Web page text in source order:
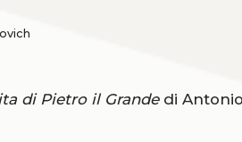
di Pietro il Grandedi Antonio